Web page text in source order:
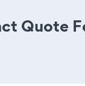
Quote